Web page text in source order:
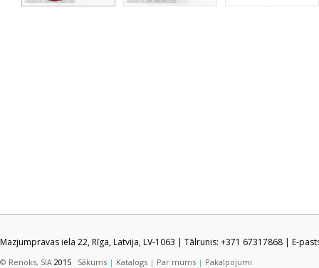
Mazjumpravas iela 22, Rīga, Latvija, LV-1063 | Tālrunis: +371 67317868 | E-
© Renoks, SIA 2015 Sākums | Katalogs | Par mums | Pakalpojumi